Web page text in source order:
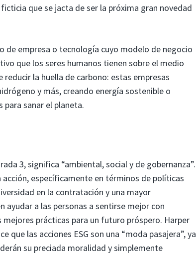
que se jacta de ser la próxima gran novedad
de empresa o tecnología cuyo modelo de negocio
que los seres humanos tienen sobre el medio
la huella de carbono: estas empresas
y más, creando energía sostenible o
sanar el planeta.
3, significa “ambiental, social y de gobernanza”.
específicamente en términos de políticas
en la contratación y una mayor
ayudar a las personas a sentirse mejor con
prácticas para un futuro próspero. Harper
que las acciones ESG son una “moda pasajera”, ya
su preciada moralidad y simplemente